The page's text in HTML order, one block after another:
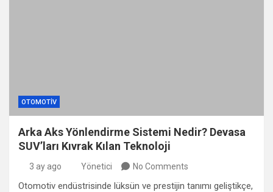
OTOMOTIV
Arka Aks Yönlendirme Sistemi Nedir? Devasa
SUV’ları Kıvrak Kılan Teknoloji
3 ay ago Yönetici No Comments
Otomotiv endüstrisinde lüksün ve prestijin tanımı geliştikçe,